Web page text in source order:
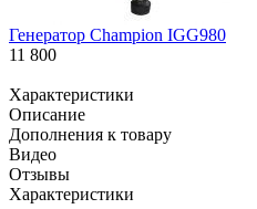
Генератор Champion IGG980
11 800
Характеристики
Описание
Дополнения к товару
Видео
Отзывы
Характеристики